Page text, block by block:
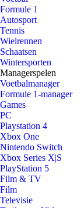
Formule 1
Autosport
Tennis
Wielrennen
Schaatsen
Wintersporten
Managerspelen
Voetbalmanager
Formule 1-manager
Games
PC
Playstation 4
Xbox One
Nintendo Switch
Xbox Series X|S
PlayStation 5
Film & TV
Film
Televisie